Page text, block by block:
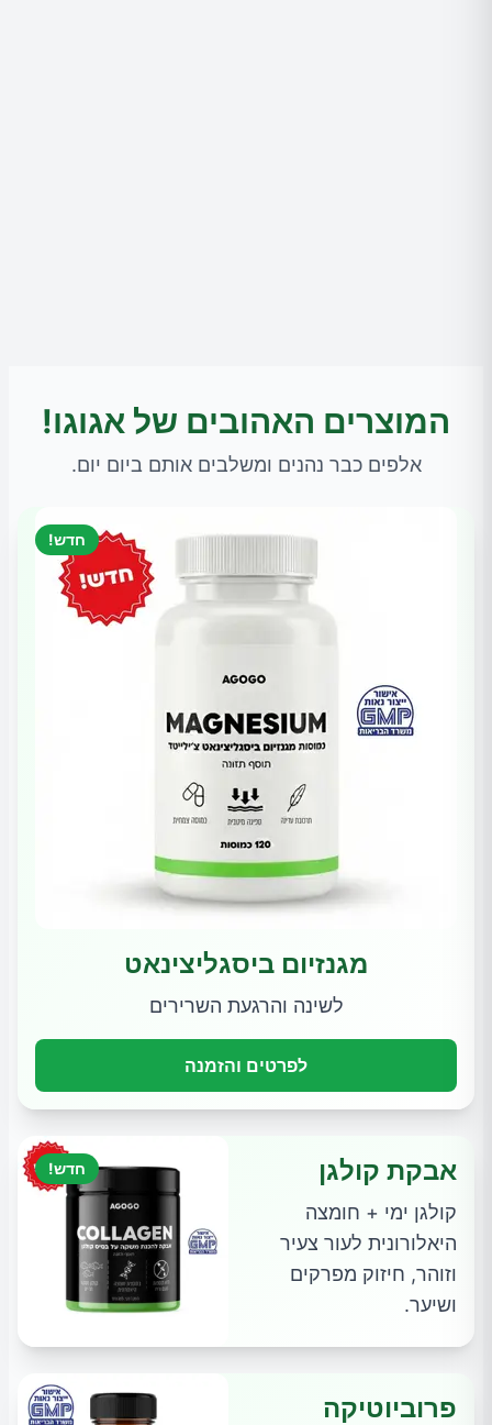
המוצרים האהובים של אגוגו!
אלפים כבר נהנים ומשלבים אותם ביום יום.
חדש!
מגנזיום ביסגליצינאט
לשינה והרגעת השרירים
לפרטים והזמנה
חדש! אבקת קולגן
קולגן ימי + חומצה
היאלורונית לעור צעיר
וזוהר, חיזוק מפרקים
ושיער.
פרוביוטיקה